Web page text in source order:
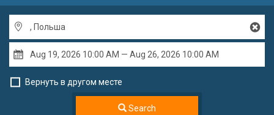
Вернуть в другом месте
Search